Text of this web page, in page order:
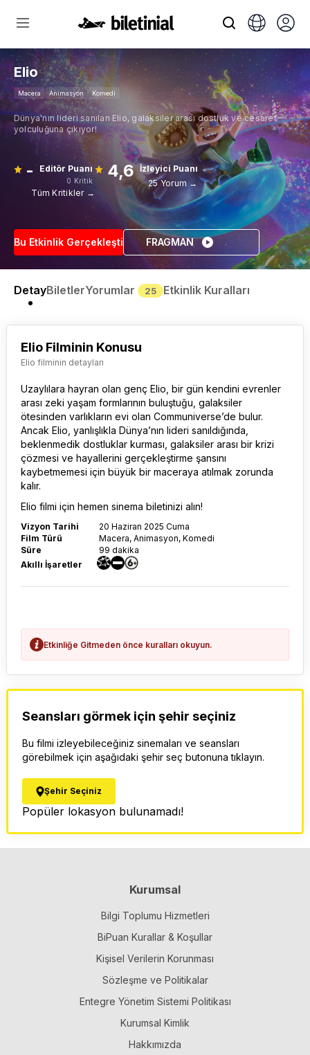
Elio
Macera Animasyon Komedi
Dünya'nın lideri sanılan Elio, galaksiler arası dostluk ve cesaret
yolculuğuna çıkıyor!
- Editör Puanı
0 Kritik
Tüm Kritikler →
4,6 İzleyici Puanı
25 Yorum →
Bu Etkinlik Gerçekleşti FRAGMAN
DetayBiletlerYorumlar 25 Etkinlik Kuralları
Elio Filminin Konusu
Elio filminin detayları
Uzaylılara hayran olan genç Elio, bir gün kendini evrenler
arası zeki yaşam formlarının buluştuğu, galaksiler
ötesinden varlıkların evi olan Communiverse’de bulur.
Ancak Elio, yanlışlıkla Dünya’nın lideri sanıldığında,
beklenmedik dostluklar kurması, galaksiler arası bir krizi
çözmesi ve hayallerini gerçekleştirme şansını
kaybetmemesi için büyük bir maceraya atılmak zorunda
kalır.
Elio filmi için hemen sinema biletinizi alın!
Vizyon Tarihi
20 Haziran 2025 Cuma
Film Türü
Macera, Animasyon, Komedi
Süre
99 dakika
Akıllı İşaretler
Etkinliğe Gitmeden önce kuralları okuyun.
Seansları görmek için şehir seçiniz
Bu filmi izleyebileceğiniz sinemaları ve seansları
görebilmek için aşağıdaki şehir seç butonuna tıklayın.
Şehir Seçiniz
Popüler lokasyon bulunamadı!
Kurumsal
Bilgi Toplumu Hizmetleri
BiPuan Kurallar & Koşullar
Kişisel Verilerin Korunması
Sözleşme ve Politikalar
Entegre Yönetim Sistemi Politikası
Kurumsal Kimlik
Hakkımızda